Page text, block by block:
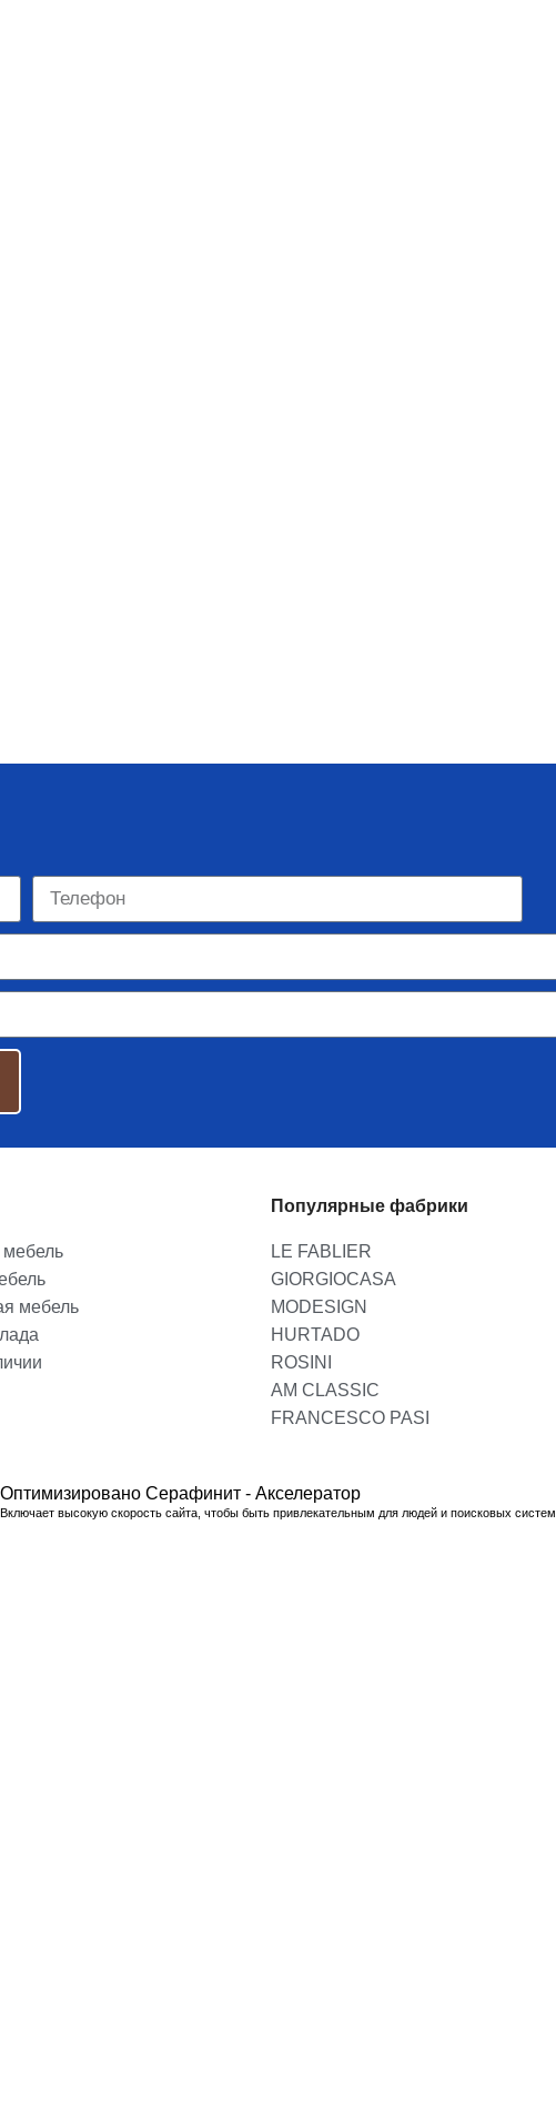
мебель
мебель
Популярные фабрики
LE FABLIER
GIORGIOCASA
MODESIGN
HURTADO
ROSINI
AM CLASSIC
FRANCESCO PASI
Оптимизировано Серафинит - Акселератор
Включает высокую скорость сайта, чтобы быть привлекательным для людей и поисковых систем.